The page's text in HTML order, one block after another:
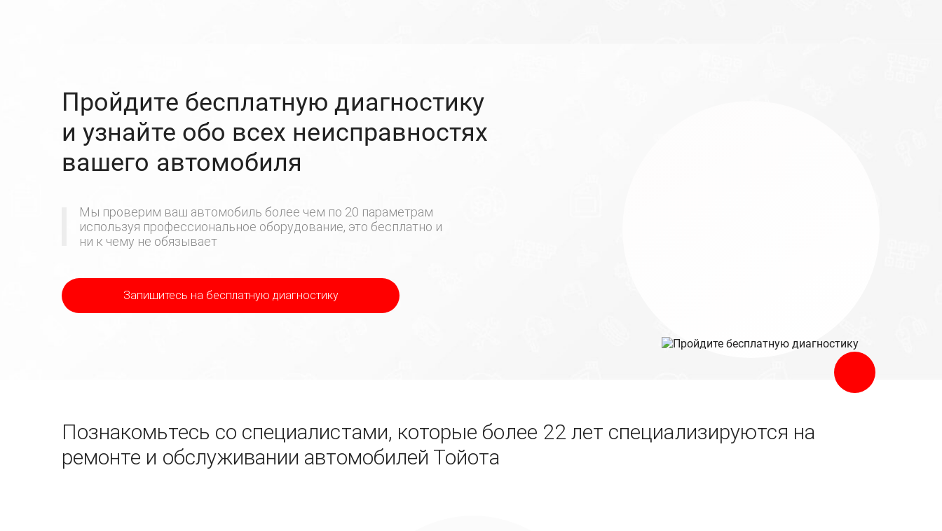
Пройдите бесплатную диагностику
и узнайте обо всех неисправностях
вашего автомобиля
Мы проверим ваш автомобиль более чем по 20 параметрам
используя профессиональное оборудование, это бесплатно и
ни к чему не обязывает
Запишитесь на бесплатную диагностику
Познакомьтесь со специалистами, которые более 22 лет специализируются на
ремонте и обслуживании автомобилей Тойота